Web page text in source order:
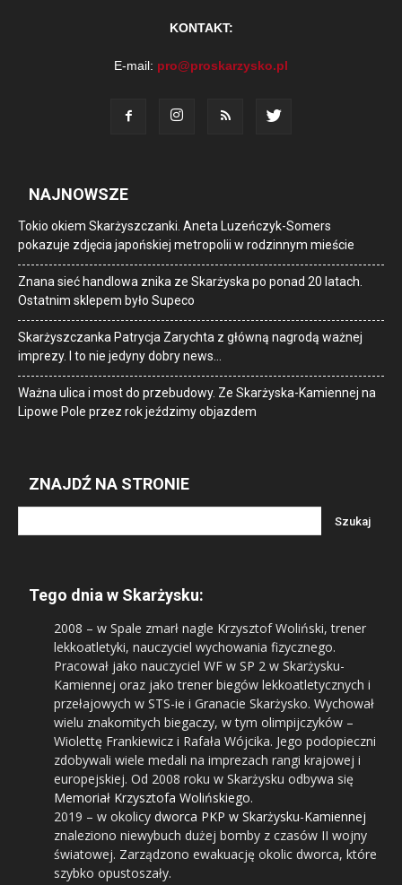
KONTAKT:
E-mail: pro@proskarzysko.pl
NAJNOWSZE
Tokio okiem Skarżyszczanki. Aneta Luzeńczyk-Somers
pokazuje zdjęcia japońskiej metropolii w rodzinnym mieście
Znana sieć handlowa znika ze Skarżyska po ponad 20 latach.
Ostatnim sklepem było Supeco
Skarżyszczanka Patrycja Zarychta z główną nagrodą ważnej
imprezy. I to nie jedyny dobry news…
Ważna ulica i most do przebudowy. Ze Skarżyska-Kamiennej na
Lipowe Pole przez rok jeździmy objazdem
ZNAJDŹ NA STRONIE
Tego dnia w Skarżysku:
2008 – w Spale zmarł nagle Krzysztof Woliński, trener
lekkoatletyki, nauczyciel wychowania fizycznego.
Pracował jako nauczyciel WF w SP 2 w Skarżysku-
Kamiennej oraz jako trener biegów lekkoatletycznych i
przełajowych w STS-ie i Granacie Skarżysko. Wychował
wielu znakomitych biegaczy, w tym olimpijczyków –
Wiolettę Frankiewicz i Rafała Wójcika. Jego podopieczni
zdobywali wiele medali na imprezach rangi krajowej i
europejskiej. Od 2008 roku w Skarżysku odbywa się
Memoriał Krzysztofa Wolińskiego.
2019 – w okolicy dworca PKP w Skarżysku-Kamiennej
znaleziono niewybuch dużej bomby z czasów II wojny
światowej. Zarządzono ewakuację okolic dworca, które
szybko opustoszały.